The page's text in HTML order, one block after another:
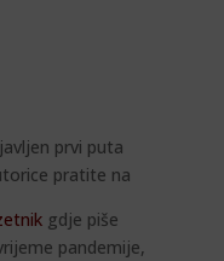
prvi puta
pratite na
gdje piše
pandemije,